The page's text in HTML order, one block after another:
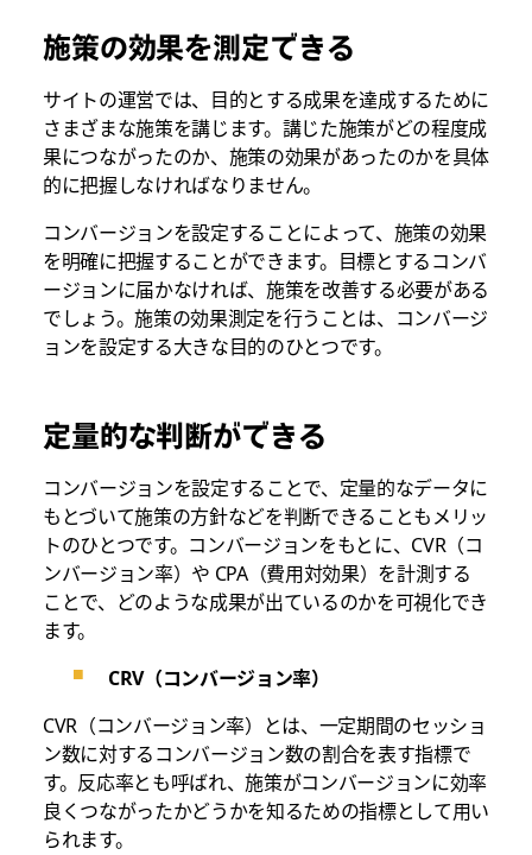
施策の効果を測定できる
サイトの運営では、目的とする成果を達成するために
さまざまな施策を講じます。講じた施策がどの程度成
果につながったのか、施策の効果があったのかを具体
的に把握しなければなりません。
コンバージョンを設定することによって、施策の効果
を明確に把握することができます。目標とするコンバ
ージョンに届かなければ、施策を改善する必要がある
でしょう。施策の効果測定を行うことは、コンバージ
ョンを設定する大きな目的のひとつです。
定量的な判断ができる
コンバージョンを設定することで、定量的なデータに
もとづいて施策の方針などを判断できることもメリッ
トのひとつです。コンバージョンをもとに、CVR（コ
ンバージョン率）や CPA（費用対効果）を計測する
ことで、どのような成果が出ているのかを可視化でき
ます。
CRV（コンバージョン率）
CVR（コンバージョン率）とは、一定期間のセッショ
ン数に対するコンバージョン数の割合を表す指標で
す。反応率とも呼ばれ、施策がコンバージョンに効率
良くつながったかどうかを知るための指標として用い
られます。